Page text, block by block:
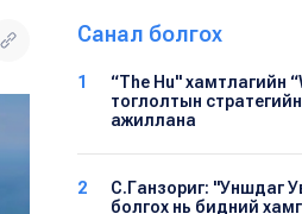
Санал болгох
1
“The Hu" хамтлагийн
тоглолтын
ажиллана
2
С.Ганзориг: "Уншдаг
болгох нь бидний